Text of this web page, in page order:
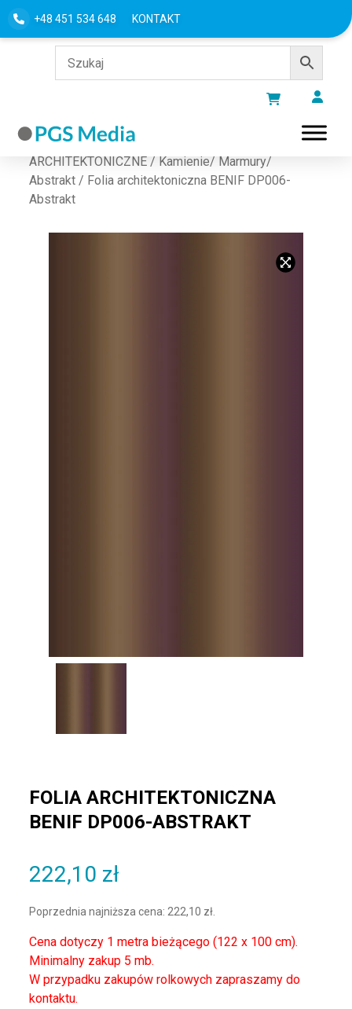
+48 451 534 648 KONTAKT
Strona główna/FOLIE
ARCHITEKTONICZNE / Kamienie/ Marmury/
Abstrakt / Folia architektoniczna BENIF DP006-
Abstrakt
FOLIA ARCHITEKTONICZNA
BENIF DP006-ABSTRAKT
222,10 zł
Poprzednia najniższa cena: 222,10 zł
Cena dotyczy 1 metra bieżącego (122 x 100 cm).
Minimalny zakup 5 mb.
W przypadku zakupów rolkowych zapraszamy do
kontaktu.